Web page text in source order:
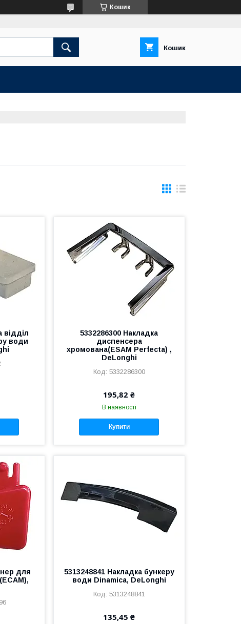
Кошик
Кошик
відділ
води
5332286300 Накладка
диспенсера
хромована(ESAM Perfecta) ,
DeLonghi
5332286300
195,82 ₴
В наявності
Купити
для
5313248841 Накладка бункеру
води Dinamica, DeLonghi
5313248841
135,45 ₴